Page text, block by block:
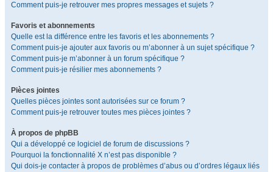
Comment puis-je retrouver mes propres messages et sujets ?
Favoris et abonnements
Quelle est la différence entre les favoris et les abonnements ?
Comment puis-je ajouter aux favoris ou m’abonner à un sujet spécifique ?
Comment puis-je m’abonner à un forum spécifique ?
Comment puis-je résilier mes abonnements ?
Pièces jointes
Quelles pièces jointes sont autorisées sur ce forum ?
Comment puis-je retrouver toutes mes pièces jointes ?
À propos de phpBB
Qui a développé ce logiciel de forum de discussions ?
Pourquoi la fonctionnalité X n’est pas disponible ?
Qui dois-je contacter à propos de problèmes d’abus ou d’ordres légaux liés